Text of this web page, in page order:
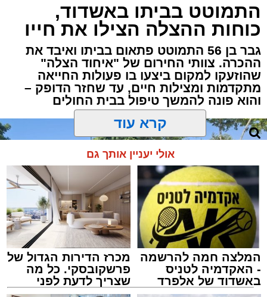
התמוטט בביתו באשדוד,
כוחות ההצלה הצילו את חייו
גבר בן 56 התמוטט פתאום בביתו ואיבד את
ההכרה. צוותי החירום של "איחוד הצלה"
שהוזעקו למקום ביצעו בו פעולות החייאה
מתקדמות ומצילות חיים, עד שחזר הדופק –
והוא פונה להמשך טיפול בבית החולים
קרא עוד
אולי יעניין אותך גם
המלצה חמה להרשמה
- האקדמיה לטניס
מכרז הדירות הגדול של
פרשקובסקי. כל מה